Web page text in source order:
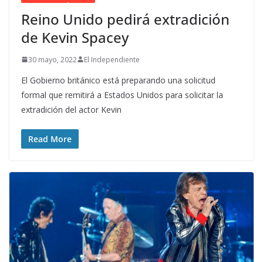
Reino Unido pedirá extradición
de Kevin Spacey
30 mayo, 2022 El Independiente
El Gobierno británico está preparando una solicitud
formal que remitirá a Estados Unidos para solicitar la
extradición del actor Kevin
Read More